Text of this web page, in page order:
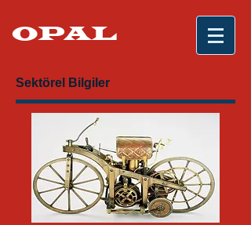
OPAL
Sektörel Bilgiler